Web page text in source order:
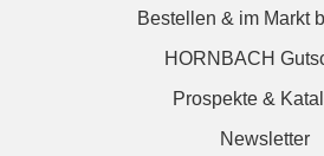
Bestellen & im Markt
HORNBACH
Prospekte &
Newsletter